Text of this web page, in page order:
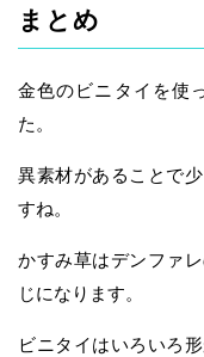
まとめ
金色のビニタイを使
た。
異素材があることで
すね。
かすみ草はデンファ
じになります。
ビニタイはいろいろ